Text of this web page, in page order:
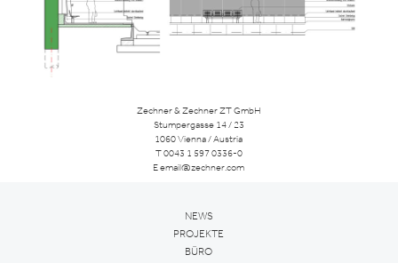
Zechner & Zechner ZT GmbH
Stumpergasse 14 / 23
1060 Vienna / Austria
T0043 1 597 0336-0
Eemail@zechner.com
NEWS
PROJEKTE
BÜRO